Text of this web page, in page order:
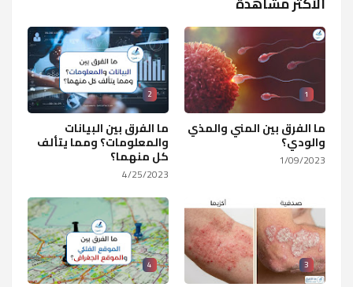
1
ما الفرق بين المني والمذي
والودي؟
1/09/2023
2
ما الفرق بين البيانات
والمعلومات؟ ومما يتألف
كل منهما؟
4/25/2023
3
4